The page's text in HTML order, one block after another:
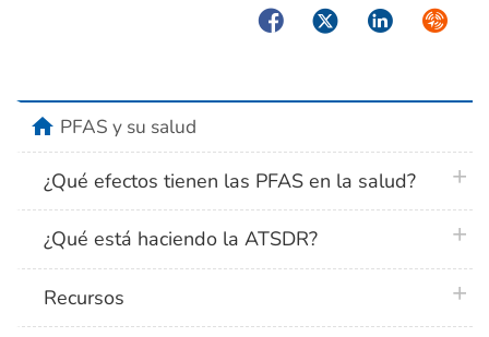
FacebookTwitterLinkedIn
homePFAS y su salud
¿Qué efectos tienen las PFAS en la salud?
¿Qué está haciendo la ATSDR?
Recursos